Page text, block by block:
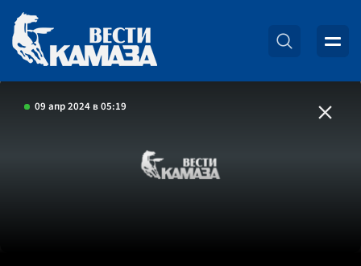
09 апр 2024 в 05:19